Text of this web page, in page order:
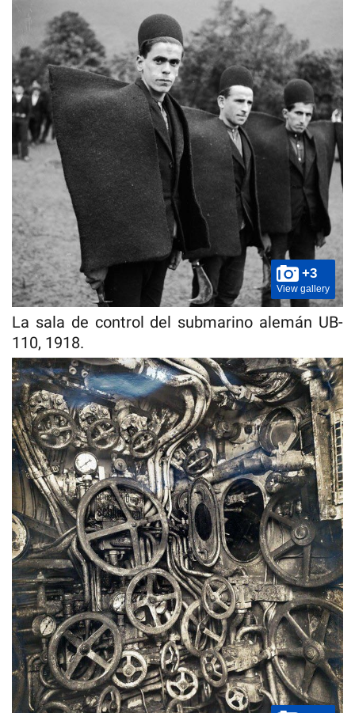
+3
View gallery
La sala de control del submarino alemán UB-
110, 1918.